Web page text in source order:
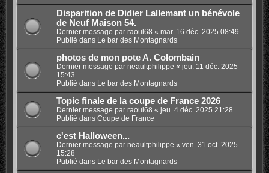
Disparition de Didier Lallemant un bénévole
de Neuf Maison 54.
Dernier message par raoul68 « mar. 16 déc. 2025 08:49
Publié dans Le bar des Montagnards
photos de mon pote A. Colombain
Dernier message par neaultphilippe « jeu. 11 déc. 2025
15:43
Publié dans Le bar des Montagnards
Topic finale de la coupe de France 2026
Dernier message par raoul68 « jeu. 4 déc. 2025 21:28
Publié dans Coupe de France
c'est Halloween...
Dernier message par neaultphilippe « ven. 31 oct. 2025
15:28
Publié dans Le bar des Montagnards